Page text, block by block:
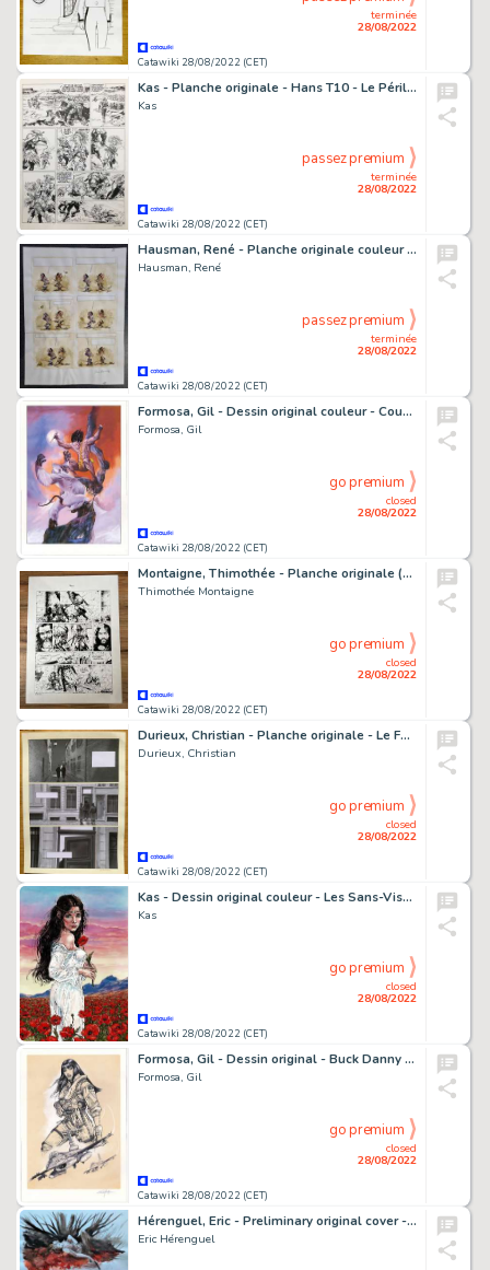
Catawiki 28/08/2022 (CET)
terminée
28/08/2022
Kas - Planche originale - Hans T10 - Le Péril arc-en-ciel - (1998)
Kas
Catawiki 28/08/2022 (CET)
terminée
28/08/2022
passez premium
Hausman, René - Planche originale couleur (p.42) - Chlorophylle - (2016)
Hausman, René
Catawiki 28/08/2022 (CET)
terminée
28/08/2022
passez premium
Formosa, Gil - Dessin original couleur - Couverture - Spécial Zembla 158 - (2001)
Formosa, Gil
Catawiki 28/08/2022 (CET)
closed
28/08/2022
go premium
Montaigne, Thimothée - Planche originale (p.58) - Le Troisième testament T4 - Julius IV - (2015)
Thimothée Montaigne
Catawiki 28/08/2022 (CET)
closed
28/08/2022
go premium
Durieux, Christian - Planche originale - Le Faux Soir - (2021)
Durieux, Christian
Catawiki 28/08/2022 (CET)
closed
28/08/2022
go premium
Kas - Dessin original couleur - Les Sans-Visages - Feya au milieu des coquelicots - (2019)
Kas
Catawiki 28/08/2022 (CET)
closed
28/08/2022
go premium
Formosa, Gil - Dessin original - Buck Danny - Lady X / F-16 - (2022)
Formosa, Gil
Catawiki 28/08/2022 (CET)
closed
28/08/2022
go premium
Hérenguel, Eric - Preliminary original cover - Lune d'argent sur Providence T1 - Les enfants de l'abîme - (2005)
Eric Hérenguel